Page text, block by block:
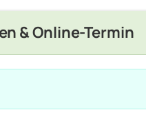
& Online-Termin